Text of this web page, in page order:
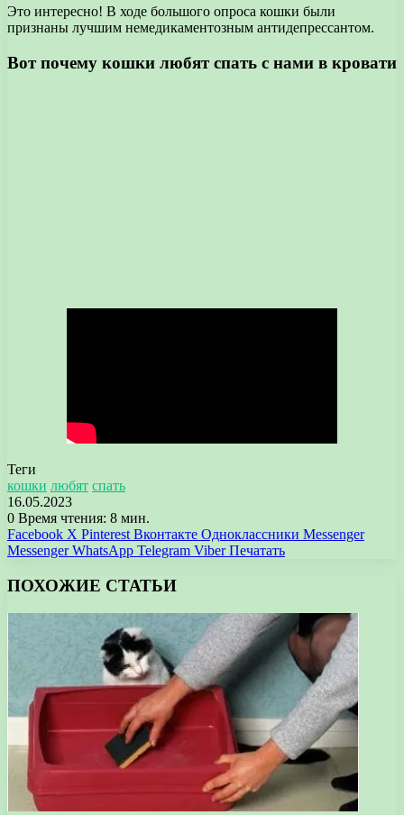
Это интересно! В ходе большого опроса кошки были
признаны лучшим немедикаментозным антидепрессантом.
Вот почему кошки любят спать с нами в кровати
Теги
кошки любят спать
16.05.2023
0 Время чтения: 8 мин.
Facebook X Pinterest Вконтакте Одноклассники Messenger
Messenger WhatsApp Telegram Viber Печатать
ПОХОЖИЕ СТАТЬИ